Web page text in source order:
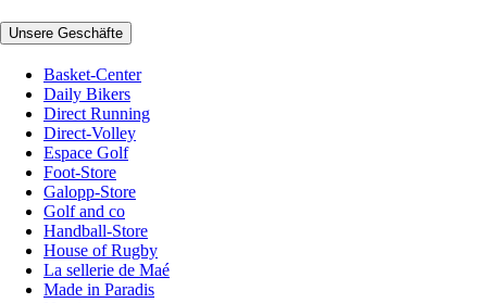
Unsere Geschäfte
Basket-Center
Daily Bikers
Direct Running
Direct-Volley
Espace Golf
Foot-Store
Galopp-Store
Golf and co
Handball-Store
House of Rugby
La sellerie de Maé
Made in Paradis